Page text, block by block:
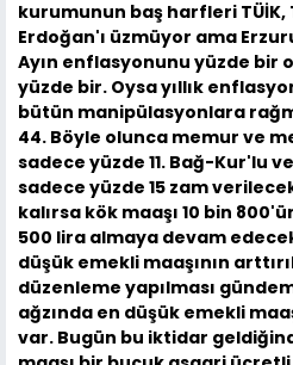
kurumunun baş harfleri TÜİK,
Erdoğan'ı üzmüyor ama
Ayın enflasyonunu yüzde bir
yüzde bir. Oysa yıllık
bütün manipülasyonlara
44. Böyle olunca memur ve
sadece yüzde 11. Bağ-Kur'lu
sadece yüzde 15 zam
kalırsa kök maaşı 10 bin
500 lira almaya devam
düşük emekli maaşının
düzenleme yapılması
ağzında en düşük emekli
var. Bugün bu iktidar